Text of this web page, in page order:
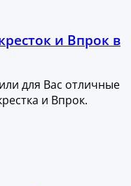
и Впрок в
для Вас отличные
и Впрок.